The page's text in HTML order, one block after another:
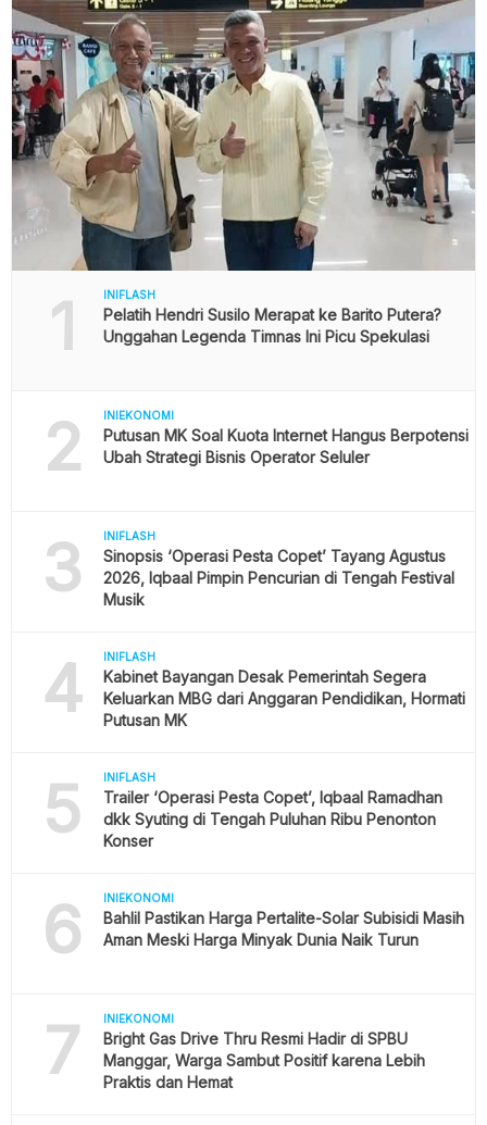
1 INIFLASH
Pelatih Hendri Susilo Merapat ke Barito Putera?
Unggahan Legenda Timnas Ini Picu Spekulasi
2 INIEKONOMI
Putusan MK Soal Kuota Internet Hangus Berpotensi
Ubah Strategi Bisnis Operator Seluler
3 INIFLASH
Sinopsis ‘Operasi Pesta Copet’ Tayang Agustus
2026, Iqbaal Pimpin Pencurian di Tengah Festival
Musik
4 INIFLASH
Kabinet Bayangan Desak Pemerintah Segera
Keluarkan MBG dari Anggaran Pendidikan, Hormati
Putusan MK
5 INIFLASH
Trailer ‘Operasi Pesta Copet’, Iqbaal Ramadhan
dkk Syuting di Tengah Puluhan Ribu Penonton
Konser
6 INIEKONOMI
Bahlil Pastikan Harga Pertalite-Solar Subisidi Masih
Aman Meski Harga Minyak Dunia Naik Turun
7 INIEKONOMI
Bright Gas Drive Thru Resmi Hadir di SPBU
Manggar, Warga Sambut Positif karena Lebih
Praktis dan Hemat